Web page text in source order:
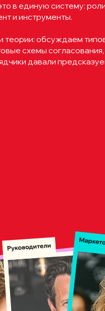
в единую систему:
и инструменты.
теории: обсуждаем
схемы
давали